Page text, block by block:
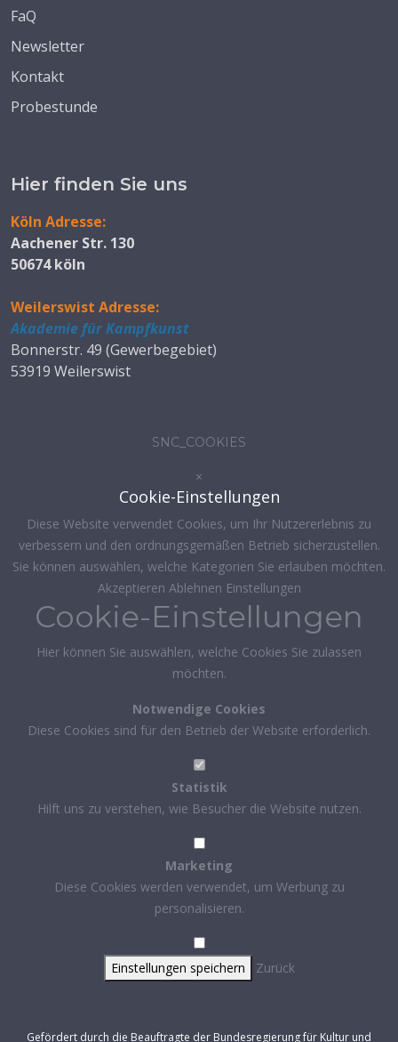
FaQ
Newsletter
Kontakt
Probestunde
Hier finden Sie uns
Köln Adresse:
Aachener Str. 130
50674 köln
Weilerswist Adresse:
Akademie für Kampfkunst
Bonnerstr. 49 (Gewerbegebiet)
53919 Weilerswist
SNC_COOKIES
×
Cookie-Einstellungen
Diese Website verwendet Cookies, um Ihr Nutzererlebnis zu
verbessern und den ordnungsgemäßen Betrieb sicherzustellen.
Sie können auswählen, welche Kategorien Sie erlauben möchten.
Akzeptieren Ablehnen Einstellungen
Cookie-Einstellungen
Hier können Sie auswählen, welche Cookies Sie zulassen
möchten.
Notwendige Cookies
Diese Cookies sind für den Betrieb der Website erforderlich.
Statistik
Hilft uns zu verstehen, wie Besucher die Website nutzen.
Marketing
Diese Cookies werden verwendet, um Werbung zu
personalisieren.
Einstellungen speichern Zurück
Gefördert durch die Beauftragte der Bundesregierung für Kultur und